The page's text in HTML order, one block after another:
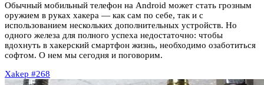
Обычный мобильный телефон на Android может стать грозным
оружием в руках хакера — как сам по себе, так и с
использованием нескольких дополнительных устройств. Но
одного железа для полного успеха недостаточно: чтобы
вдохнуть в хакерский смартфон жизнь, необходимо озаботиться
софтом. О нем мы сегодня и поговорим.
Xakep #268